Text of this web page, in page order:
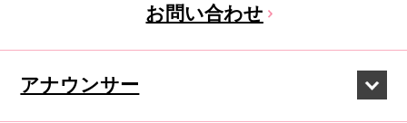
お問い合わせ
アナウンサー